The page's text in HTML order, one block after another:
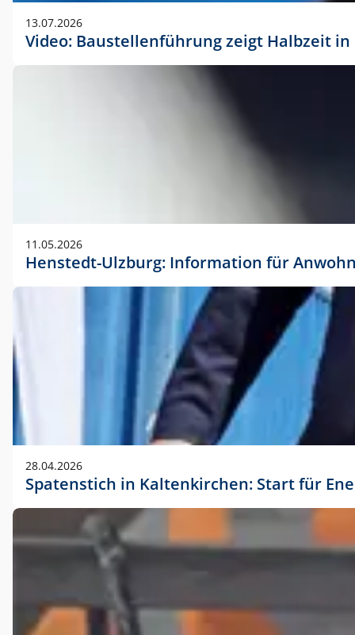
13.07.2026
Video: Baustellenführung zeigt Halbzeit
11.05.2026
Henstedt-Ulzburg: Information für
28.04.2026
Spatenstich in Kaltenkirchen: Start für